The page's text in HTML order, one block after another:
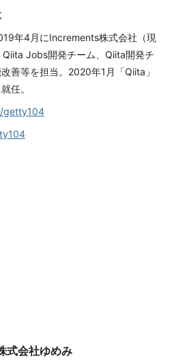
年4月にIncrements株式会社（現
Jobs開発チーム、Qiita開発チ
善等を担当。2020年1月「Qiita」
任。
getty104
式会社ゆめみ